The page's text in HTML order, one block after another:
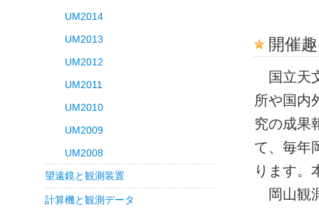
開催
国立天
所や国内
究の成果
て、毎年
ります。
岡山観
UM2014
UM2013
UM2012
UM2011
UM2010
UM2009
UM2008
望遠鏡と観測装置
計算機と観測データ